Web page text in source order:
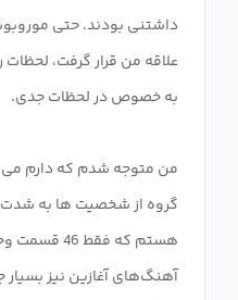
داشتنی بودند. حتی
علاقه من قرار گرفت،
من متوجه شدم که دارم می
گروه از شخصیت ها به شدت
آهنگ‌های آغازین نیز